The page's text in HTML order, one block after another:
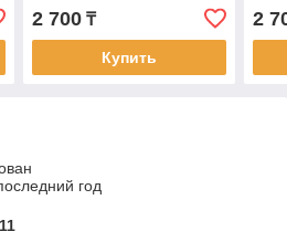
2 700₸
Купить
2
год